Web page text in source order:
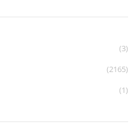
(3)
(2165)
(1)